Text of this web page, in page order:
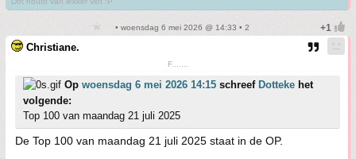
• woensdag 6 mei 2026 @ 14:33 • 2
Christiane.
F.......
Op woensdag 6 mei 2026 14:15 schreef Dotteke het
volgende:
Top 100 van maandag 21 juli 2025
De Top 100 van maandag 21 juli 2025 staat in de OP.